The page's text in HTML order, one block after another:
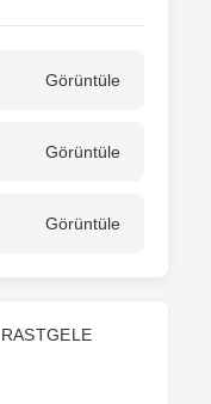
Görüntüle
Görüntüle
Görüntüle
RASTGELE